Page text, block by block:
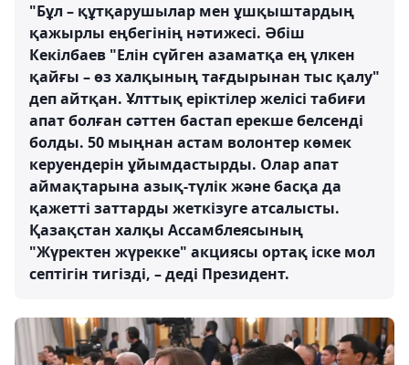
"Бұл – құтқарушылар мен ұшқыштардың
қажырлы еңбегінің нәтижесі. Әбіш
Кекілбаев "Елін сүйген азаматқа ең үлкен
қайғы – өз халқының тағдырынан тыс қалу"
деп айтқан. Ұлттық еріктілер желісі табиғи
апат болған сәттен бастап ерекше белсенді
болды. 50 мыңнан астам волонтер көмек
керуендерін ұйымдастырды. Олар апат
аймақтарына азық-түлік және басқа да
қажетті заттарды жеткізуге атсалысты.
Қазақстан халқы Ассамблеясының
"Жүректен жүрекке" акциясы ортақ іске мол
септігін тигізді, – деді Президент.